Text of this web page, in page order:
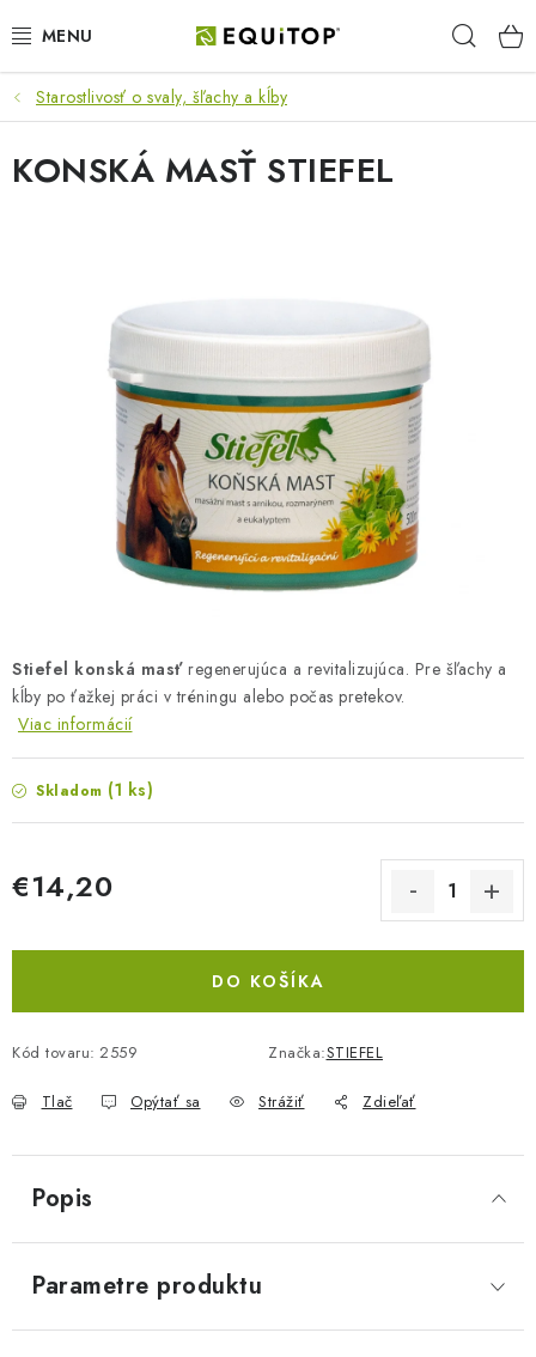
na
JAZDEC
KÔŇ
DARČEKOVÉ POUKAZY
PREDAJŇA
ZNAČKY
Obchodné podmienky
Podmienky ochrany osobných údajov
Napíšte nám
Starostlivosť o svaly, šľachy a kĺby
Stiefel konská masťregenerujúca a revitalizujúca. Pre šľachy a
kĺby po ťažkej práci v tréningu alebo počas pretekov.
Viac informácií
Skladom (1 ks)
€14,20
DO KOŠÍKA
Kód tovaru: 2559 Značka:STIEFEL
Tlač Opýtať sa Strážiť Zdieľať
KONSKÁ MASŤ STIEFEL
Popis
Parametre produktu